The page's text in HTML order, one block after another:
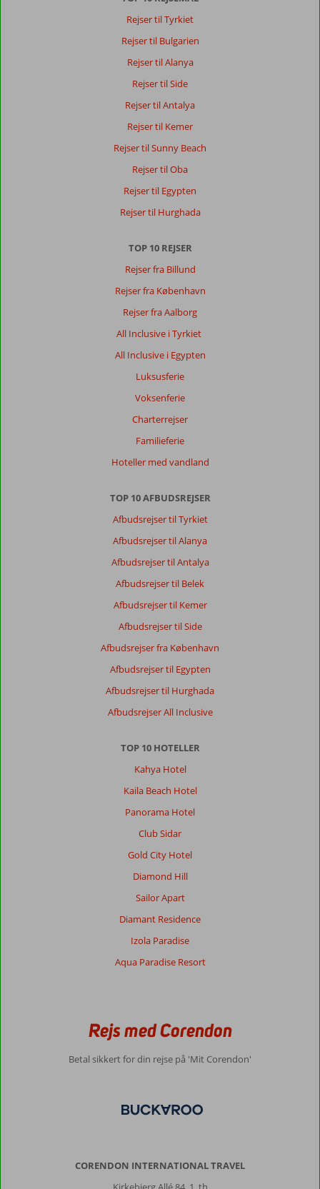
Rejser til Tyrkiet
Rejser til Bulgarien
Rejser til Alanya
Rejser til Side
Rejser til Antalya
Rejser til Kemer
Rejser til Sunny Beach
Rejser til Oba
Rejser til Egypten
Rejser til Hurghada
TOP 10 REJSER
Rejser fra Billund
Rejser fra København
Rejser fra Aalborg
All Inclusive i Tyrkiet
All Inclusive i Egypten
Luksusferie
Voksenferie
Charterrejser
Familieferie
Hoteller med vandland
TOP 10 AFBUDSREJSER
Afbudsrejser til Tyrkiet
Afbudsrejser til Alanya
Afbudsrejser til Antalya
Afbudsrejser til Belek
Afbudsrejser til Kemer
Afbudsrejser til Side
Afbudsrejser fra København
Afbudsrejser til Egypten
Afbudsrejser til Hurghada
Afbudsrejser All Inclusive
TOP 10 HOTELLER
Kahya Hotel
Kaila Beach Hotel
Panorama Hotel
Club Sidar
Gold City Hotel
Diamond Hill
Sailor Apart
Diamant Residence
Izola Paradise
Aqua Paradise Resort
Rejs med Corendon
Betal sikkert for din rejse på 'Mit Corendon'
CORENDON INTERNATIONAL TRAVEL